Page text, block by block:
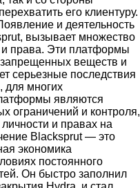
его клиентуру.
и деятельность
вызывает множество
и права. Эти платформы
веществ и
серьезные последствия
для многих
являются
ограничений и контроля,
и правах на
Blacksprut — это
экономика
постоянного
Он быстро заполнил